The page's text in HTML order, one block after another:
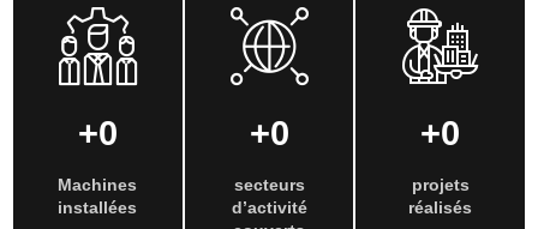
+0
Machines
installées
+0
secteurs
d’activité
+0
projets
réalisés